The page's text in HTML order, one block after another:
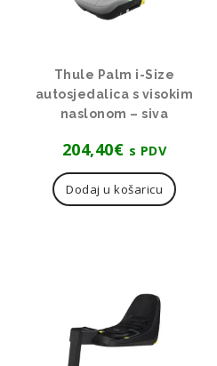
Thule Palm i-Size
autosjedalica s visokim
naslonom – siva
204,40€ s PDV
Dodaj u košaricu